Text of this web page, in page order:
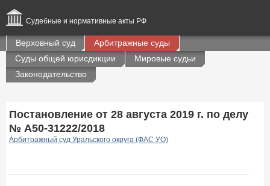
Судебные и нормативные акты РФ
Верховный суд
Арбитражные суды
Суды общей юрисдикции
Мировые судьи
Законодательство
Постановление от 28 августа 2019 г. по делу
№ А50-31222/2018
Арбитражный суд Уральского округа (ФАС УО)